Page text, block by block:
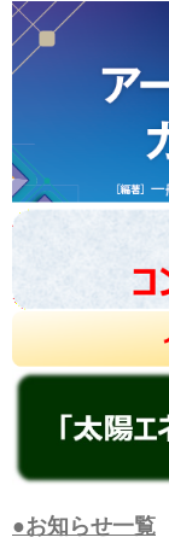
●お知らせ一覧